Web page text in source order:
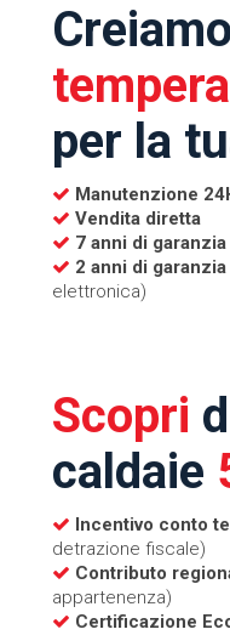
Creiamo
per la
Manutenzione
Vendita diretta
7 anni di garanzia
2 anni di garanzia
elettronica)
Scopri
caldaie
Incentivo conto
detrazione fiscale)
Contributo
appartenenza)
Certificazione